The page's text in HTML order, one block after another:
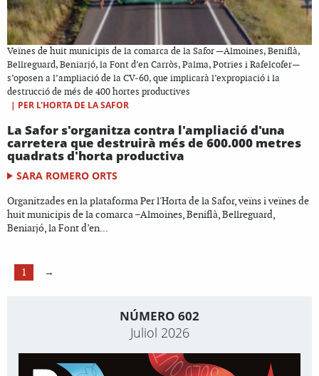
Veïnes de huit municipis de la comarca de la Safor —Almoines, Beniflà,
Bellreguard, Beniarjó, la Font d’en Carròs, Palma, Potries i Rafelcofer—
s’oposen a l’ampliació de la CV-60, que implicarà l’expropiació i la
destrucció de més de 400 hortes productives
| PER L'HORTA DE LA SAFOR
La Safor s'organitza contra l'ampliació d'una
carretera que destruirà més de 600.000 metres
quadrats d'horta productiva
SARA ROMERO ORTS
Organitzades en la plataforma Per l'Horta de la Safor, veïns i veïnes de
huit municipis de la comarca –Almoines, Beniflà, Bellreguard,
Beniarjó, la Font d’en...
1 →
NÚMERO 602
Juliol 2026